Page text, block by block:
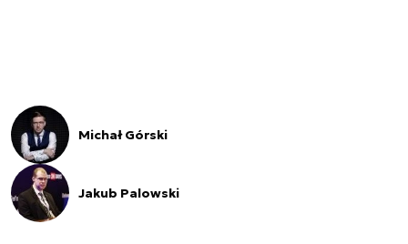
Michał Górski
Jakub Palowski